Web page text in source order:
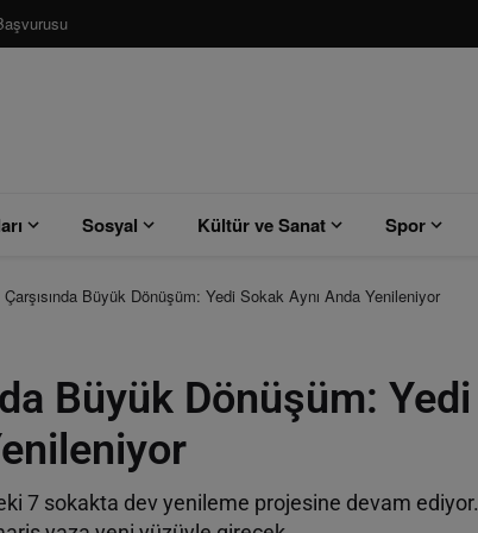
Sosyal Kültür ve Sanat Spor
Büyük Dönüşüm: Yedi Sokak Aynı Anda Yenileniyor
Büyük Dönüşüm: Yedi
7 sokakta dev yenileme projesine devam ediyor.